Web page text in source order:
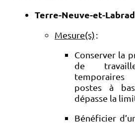
Terre-Neuve-et-
Mesure(s):
Conserver la
de
postes à
dépasse la
Bénéficier